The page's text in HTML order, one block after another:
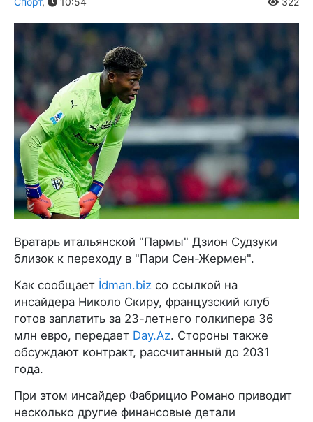
Вратарь итальянской "Пармы" Дзион Судзуки
близок к переходу в "Пари Сен-Жермен".
Как сообщает İdman.biz со ссылкой на
инсайдера Николо Скиру, французский клуб
готов заплатить за 23-летнего голкипера 36
млн евро, передает Day.Az. Стороны также
обсуждают контракт, рассчитанный до 2031
года.
При этом инсайдер Фабрицио Романо приводит
несколько другие финансовые детали